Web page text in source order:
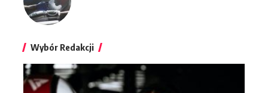
Wybór Redakcji